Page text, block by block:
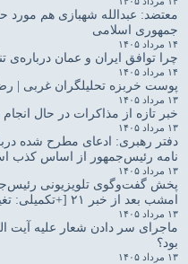
معتضد: عبدالله شهبازی هم
جمهوری اسلامی
۱۴ مرداد ۱۴۰۵
چرا توافق ایران و عمان درباره‌ی
۱۴ مرداد ۱۴۰۵
پوست خربزه تحلیلگران غربی |
۱۳ مرداد ۱۴۰۵
خبر تازه از مذاکرات در حال
۱۳ مرداد ۱۴۰۵
دفتر رهبری: ادعای مطرح شده
نامه رئیس‌جمهور از اساس کذب
۱۳ مرداد ۱۴۰۵
پخش گفت‌وگوی تلویزیونی
امشب بعد از خبر ۲۱ [+تکمیلی: تغییر زمان پخش]
۱۳ مرداد ۱۴۰۵
ماجرای سر دادن شعار علیه آیت
بود؟
۱۳ مرداد ۱۴۰۵